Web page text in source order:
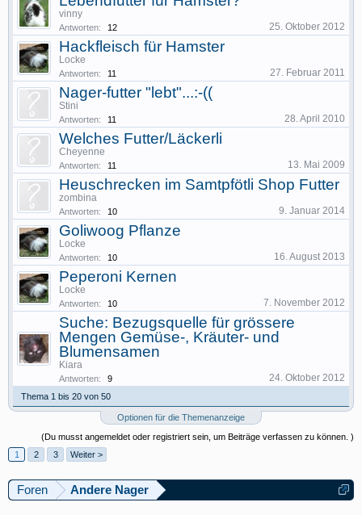
vinny
Antworten: 12 25. Oktober 2012
Hackfleisch für Hamster
Locke
Antworten: 11 27. Februar 2011
Nager-futter "lebt"...:-((
Stini
Antworten: 11 28. April 2010
Welches Futter/Läckerli
Cheyenne
Antworten: 11 13. Mai 2009
Heuschrecken im Samtpfötli Shop Futter
zombina
Antworten: 10 9. Januar 2014
Goliwoog Pflanze
Locke
Antworten: 10 16. August 2013
Peperoni Kernen
Locke
Antworten: 10 7. November 2012
Suche: Bezugsquelle für grössere
Mengen Gemüse-, Kräuter- und
Blumensamen
Kiara
Antworten: 9 24. Oktober 2012
Thema 1 bis 20 von 50
Optionen für die Themenanzeige
(Du musst angemeldet oder registriert sein, um Beiträge verfassen zu können. )
1
2 3 Weiter >
Foren Andere Nager